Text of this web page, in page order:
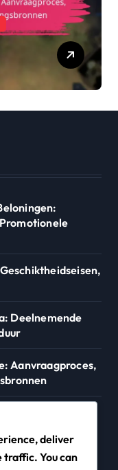
Deelnemende
Aanvraagproces,
deliver
traffic. You can